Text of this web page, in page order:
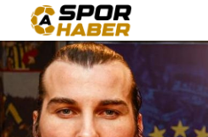
açıklaması…